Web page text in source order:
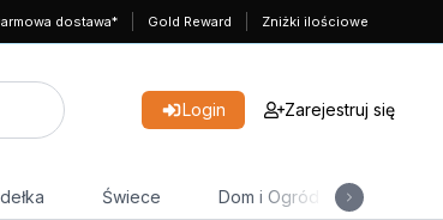
dostawa* Gold Reward Zniżki ilościowe
Login Zarejestruj się
Świece Dom i Ogród